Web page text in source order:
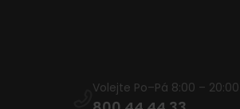
Volejte Po–Pá 8:00 –